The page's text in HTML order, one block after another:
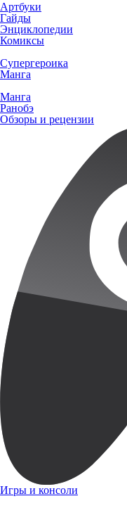
Артбуки
Гайды
Энциклопедии
Комиксы
Супергероика
Манга
Манга
Ранобэ
Обзоры и рецензии
Игры и консоли